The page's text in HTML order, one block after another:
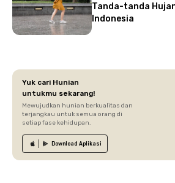
Tanda-tanda
Indonesia
Yuk cari Hunian
untukmu sekarang!
Mewujudkan hunian berkualitas dan
terjangkau untuk semua orang di
setiap fase kehidupan.
Download Aplikasi